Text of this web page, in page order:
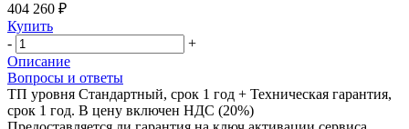
404 260 ₽
Купить
-
+
Описание
Вопросы и ответы
ТП уровня Стандартный, срок 1 год + Техническая гарантия,
срок 1 год. В цену включен НДС (20%)